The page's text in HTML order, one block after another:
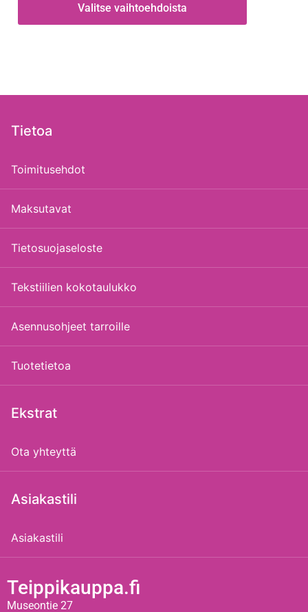
Valitse vaihtoehdoista
Tietoa
Toimitusehdot
Maksutavat
Tietosuojaseloste
Tekstiilien kokotaulukko
Asennusohjeet tarroille
Tuotetietoa
Ekstrat
Ota yhteyttä
Asiakastili
Asiakastili
Teippikauppa.fi
Museontie 27